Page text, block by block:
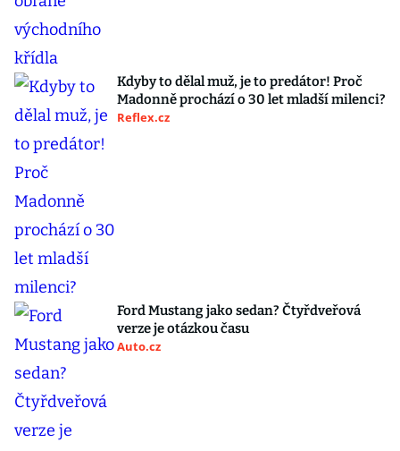
Kdyby to dělal muž, je to predátor! Proč
Madonně prochází o 30 let mladší milenci?
Reflex.cz
Ford Mustang jako sedan? Čtyřdveřová
verze je otázkou času
Auto.cz